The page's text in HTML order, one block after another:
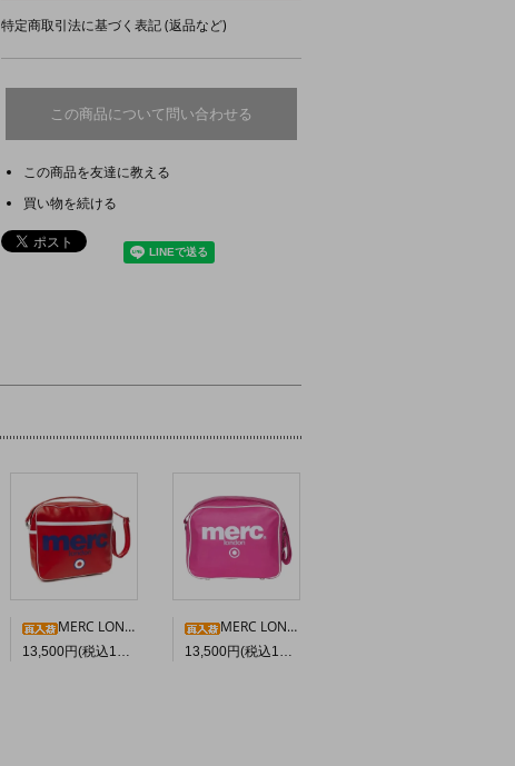
特定商取引法に基づく表記 (返品など)
この商品について問い合わせる
この商品を友達に教える
買い物を続ける
MERC LONDON エアラインバッグ〈レッド〉
13,500円(税込14,850円)
MERC LONDON “OLLIE” ショルダーバッグ〈ピンク〉
13,500円(税込14,850円)